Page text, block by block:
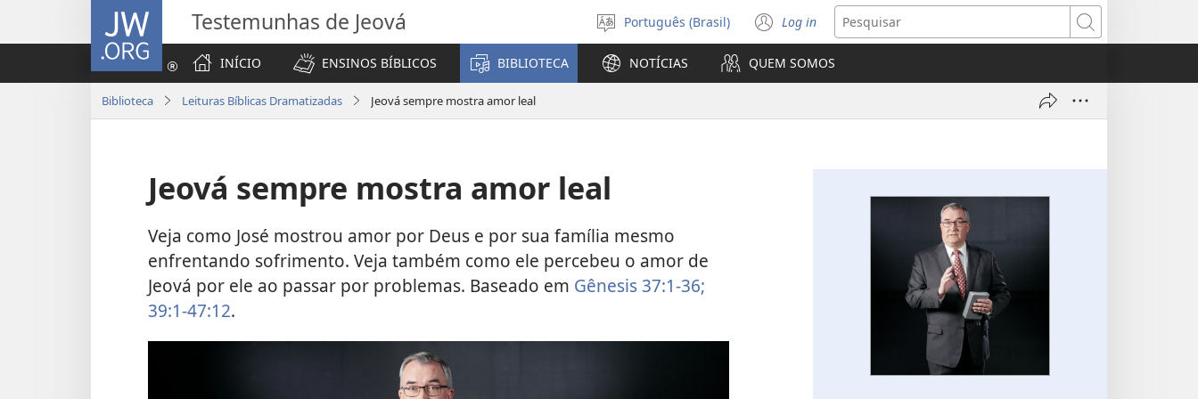
JW.ORG Testemunhas de Jeová
Selecione
o
idioma
Português (Brasil) Log in
(abre
nova
janela)
Pesquisar
INÍCIO
ENSINOS BÍBLICOS BIBLIOTECA NOTÍCIAS QUEM SOMOS
Biblioteca Leituras Bíblicas Dramatizadas Jeová sempre mostra amor leal
Jeová sempre mostra amor leal
Veja como José mostrou amor por Deus e por sua família mesmo
enfrentando sofrimento. Veja também como ele percebeu o amor de
Jeová por ele ao passar por problemas. Baseado em Gênesis 37:1-36;
39:1-47:12.